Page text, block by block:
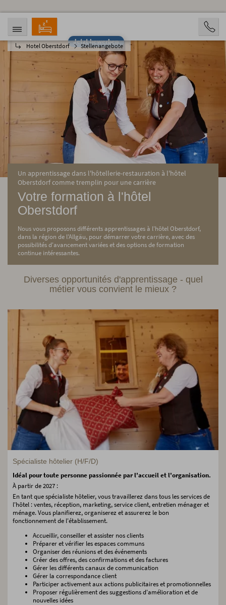
Jetzt bewerben
Hotel Oberstdorf Stellenangebote
ANREISE
10.08.2026
ABREISE
15.08.2026
2 Personen
BUCHEN
Un apprentissage dans l'hôtellerie-restauration à l'hôtel
Oberstdorf comme tremplin pour une carrière
Votre formation à l'hôtel
Oberstdorf
Nous vous proposons différents apprentissages à l'hôtel Oberstdorf,
dans la région de l'Allgäu, pour démarrer votre carrière, avec des
possibilités d'avancement variées et des options de formation
continue intéressantes.
Diverses opportunités d'apprentissage - quel
métier vous convient le mieux ?
Spécialiste hôtelier (H/F/D)
Idéal pour toute personne passionnée par l'accueil et l'organisation.
À partir de 2027 :
En tant que spécialiste hôtelier, vous travaillerez dans tous les services de
l'hôtel : ventes, réception, marketing, service client, entretien ménager et
ménage. Vous planifierez, organiserez et assurerez le bon
fonctionnement de l'établissement.
Accueillir, conseiller et assister nos clients
Préparer et vérifier les espaces communs
Organiser des réunions et des événements
Créer des offres, des confirmations et des factures
Gérer les différents canaux de communication
Gérer la correspondance client
Participer activement aux actions publicitaires et promotionnelles
Proposer régulièrement des suggestions d'amélioration et de
nouvelles idées